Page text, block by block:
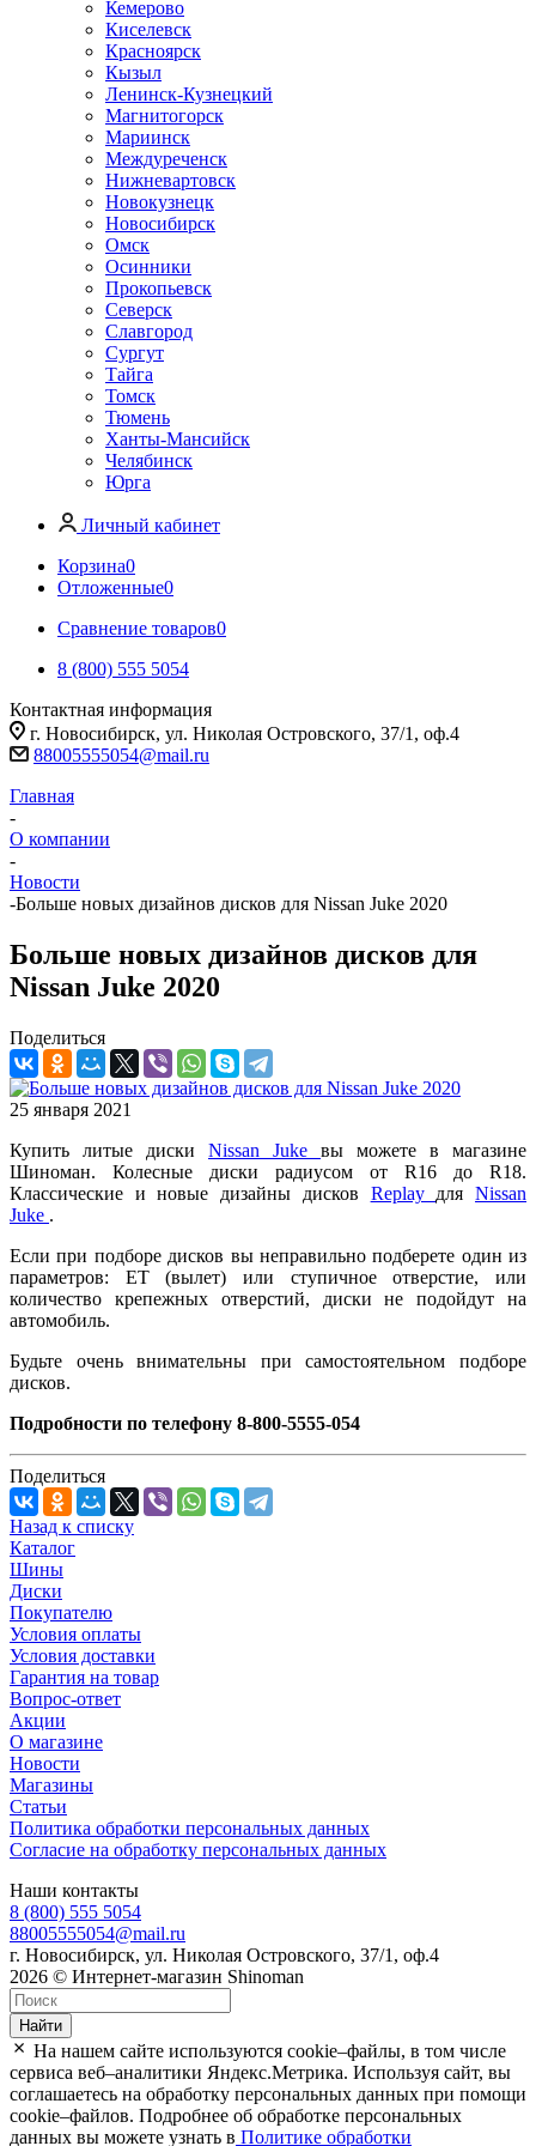
Кемерово
Киселевск
Красноярск
Кызыл
Ленинск-Кузнецкий
Магнитогорск
Мариинск
Междуреченск
Нижневартовск
Новокузнецк
Новосибирск
Омск
Осинники
Прокопьевск
Северск
Славгород
Сургут
Тайга
Томск
Тюмень
Ханты-Мансийск
Челябинск
Юрга
Личный кабинет
Корзина0
Отложенные0
Сравнение товаров0
8 (800) 555 5054
Контактная информация
г. Новосибирск, ул. Николая Островского, 37/1, оф.4
88005555054@mail.ru
Главная
-
О компании
-
Новости
-Больше новых дизайнов дисков для Nissan Juke 2020
Больше новых дизайнов дисков для
Nissan Juke 2020
Поделиться
25 января 2021
Купить литые диски Nissan Juke вы можете в магазине
Шиноман. Колесные диски радиусом от R16 до R18.
Классические и новые дизайны дисков Replay дляNissan
Juke .
Если при подборе дисков вы неправильно подберете один из
параметров: ET (вылет) или ступичное отверстие, или
количество крепежных отверстий, диски не подойдут на
автомобиль.
Будьте очень внимательны при самостоятельном подборе
дисков.
Подробности по телефону 8-800-5555-054
Поделиться
Назад к списку
Каталог
Шины
Диски
Покупателю
Условия оплаты
Условия доставки
Гарантия на товар
Вопрос-ответ
Акции
О магазине
Новости
Магазины
Статьи
Политика обработки персональных данных
Согласие на обработку персональных данных
Наши контакты
8 (800) 555 5054
88005555054@mail.ru
г. Новосибирск, ул. Николая Островского, 37/1, оф.4
2026 © Интернет-магазин Shinoman
Найти
На нашем сайте используются cookie–файлы, в том числе
сервиса веб–аналитики Яндекс.Метрика. Используя сайт, вы
соглашаетесь на обработку персональных данных при помощи
cookie–файлов. Подробнее об обработке персональных
данных вы можете узнать в Политике обработки